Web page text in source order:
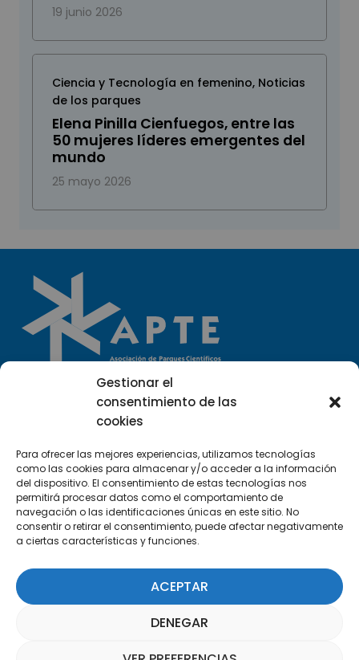
Gestionar el
consentimiento de las
cookies
Para ofrecer las mejores experiencias, utilizamos tecnologías
como las cookies para almacenar y/o acceder a la información
del dispositivo. El consentimiento de estas tecnologías nos
permitirá procesar datos como el comportamiento de
navegación o las identificaciones únicas en este sitio. No
consentir o retirar el consentimiento, puede afectar negativamente
a ciertas características y funciones.
ACEPTAR
DENEGAR
19 junio 2026
Ciencia y Tecnología en femenino, Noticias
de los parques
Elena Pinilla Cienfuegos, entre las
50 mujeres líderes emergentes del
mundo
25 mayo 2026
Llámanos
(+34) 951 23 13 06
Escríbenos
info@apte.org
Encuéntranos
C/Marie Curie, 35
29590 Campanillas, Málaga